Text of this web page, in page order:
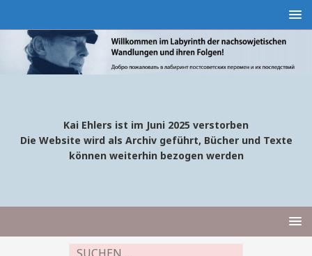
Kai Ehlers ist im Juni 2025 verstorben
Die Website wird als Archiv geführt, Bücher und Texte
können weiterhin bezogen werden